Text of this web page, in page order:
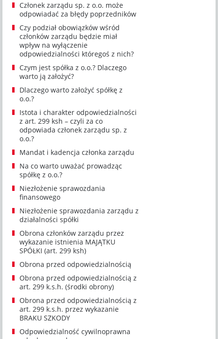
Członek zarządu sp. z o.o. może
odpowiadać za błędy poprzedników
Czy podział obowiązków wśród
członków zarządu będzie miał
wpływ na wyłączenie
odpowiedzialności któregoś z nich?
Czym jest spółka z o.o.? Dlaczego
warto ją założyć?
Dlaczego warto założyć spółkę z
o.o.?
Istota i charakter odpowiedzialności
z art. 299 ksh – czyli za co
odpowiada członek zarządu sp. z
o.o.?
Mandat i kadencja członka zarządu
Na co warto uważać prowadząc
spółkę z o.o.?
Niezłożenie sprawozdania
finansowego
Niezłożenie sprawozdania zarządu z
działalności spółki
Obrona członków zarządu przez
wykazanie istnienia MAJĄTKU
SPÓŁKI (art. 299 ksh)
Obrona przed odpowiedzialnością
Obrona przed odpowiedzialnością z
art. 299 k.s.h. (środki obrony)
Obrona przed odpowiedzialnością z
art. 299 k.s.h. przez wykazanie
BRAKU SZKODY
Odpowiedzialność cywilnoprawna